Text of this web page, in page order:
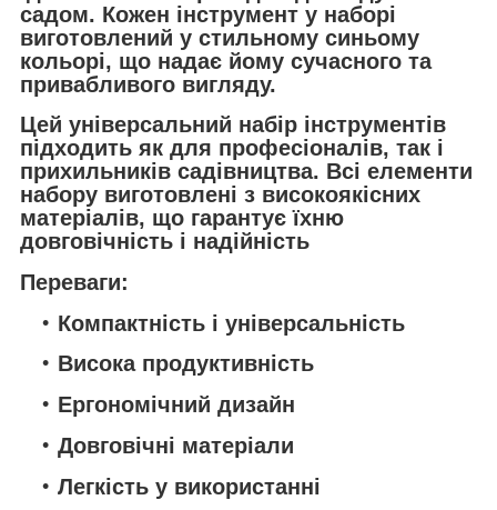
садом. Кожен інструмент у наборі
виготовлений у стильному синьому
кольорі, що надає йому сучасного та
привабливого вигляду.
Цей універсальний набір інструментів
підходить як для професіоналів, так і
прихильників садівництва. Всі елементи
набору виготовлені з високоякісних
матеріалів, що гарантує їхню
довговічність і надійність
Переваги:
Компактність і універсальність
Висока продуктивність
Ергономічний дизайн
Довговічні матеріали
Легкість у використанні